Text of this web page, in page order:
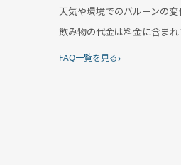
FAQ一覧を見る›